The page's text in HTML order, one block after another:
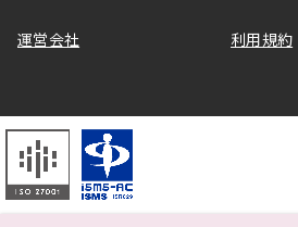
運営会社 利用規約